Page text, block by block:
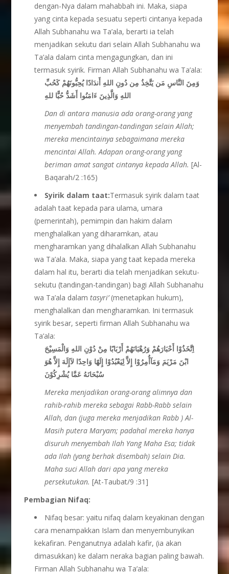
dengan-Nya dalam mahabbah ini. Maka, siapa
yang cinta kepada sesuatu seperti cintanya kepada
Allah Subhanahu wa Ta’ala, berarti ia telah
menjadikan sekutu dari selain Allah Subhanahu wa
Ta’ala dalam cinta mengagungkan, dan ini
termasuk syirik. Firman Allah Subhanahu wa Ta’ala:
وَمِنَ النَّاسِ مَن يَتَّخِذُ مِن دُونِ اللهِ أَندَادًا يُحِبُّونَهُمْ كَحُبِّ
اللهِ وَالَّذِينَ ءَامَنُوا أَشَدُّ حُبًّا للهِ
Dan di antara manusia ada orang-orang yang
menyembah tandingan-tandingan selain Allah;
mereka mencintainya sebagaimana mereka
mencintai Allah. Adapan orang-orang yang
beriman amat sangat cintanya kepada Allah.[Al-
Baqarah/2 :165)
Syirik dalam taat:Termasuk syirik dalam taat
adalah taat kepada para ulama, umara
(pemerintah), pemimpin dan hakim dalam
menghalalkan yang diharamkan, atau
mengharamkan yang dihalalkan Allah Subhanahu
wa Ta’ala. Maka, siapa yang taat kepada mereka
dalam hal itu, berarti dia telah menjadikan sekutu-
sekutu (tandingan-tandingan) bagi Allah Subhanahu
wa Ta’ala dalamtasyri’(menetapkan hukum),
menghalalkan dan mengharamkan. Ini termasuk
syirik besar, seperti firman Allah Subhanahu wa
Ta’ala:
اِتَّخَذُوْا أَحْبَارَهُمْ وَرُهْبَانَهُمْ أَرْبَابًا مِنْ دُوْنِ اللهِ وَالْمَسِيْحَ
ابْنَ مَرْيَمَ وَمَآأُمِرُوْا إِلاَّ لِيَعْبُدُوْا إِلَهًا وَاحِدًا لآإِلَهَ إِلاَّ هُوَ
سُبْحَانَهُ عَمَّا يُشْرِكُوْنَ
Mereka menjadikan orang-orang alimnya dan
rahib-rahib mereka sebagai Rabb-Rabb selain
Allah, dan (juga mereka menjadikan Rabb ) Al-
Masih putera Maryam; padahal mereka hanya
disuruh menyembah Ilah Yang Maha Esa; tidak
ada Ilah (yang berhak disembah) selain Dia.
Maha suci Allah dari apa yang mereka
persekutukan. [At-Taubat/9 :31]
Pembagian Nifaq:
Nifaq besar: yaitu nifaq dalam keyakinan dengan
cara menampakkan Islam dan menyembunyikan
kekafiran. Penganutnya adalah kafir, (ia akan
dimasukkan) ke dalam neraka bagian paling bawah.
Firman Allah Subhanahu wa Ta’ala: